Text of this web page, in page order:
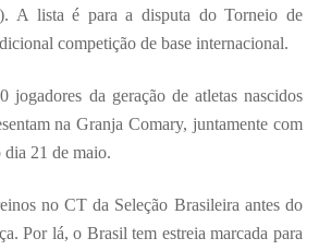
A lista é para a disputa do Torneio de
competição de base internacional.
jogadores da geração de atletas nascidos
na Granja Comary, juntamente com
dia 21 de maio.
no CT da Seleção Brasileira antes do
Por lá, o Brasil tem estreia marcada para